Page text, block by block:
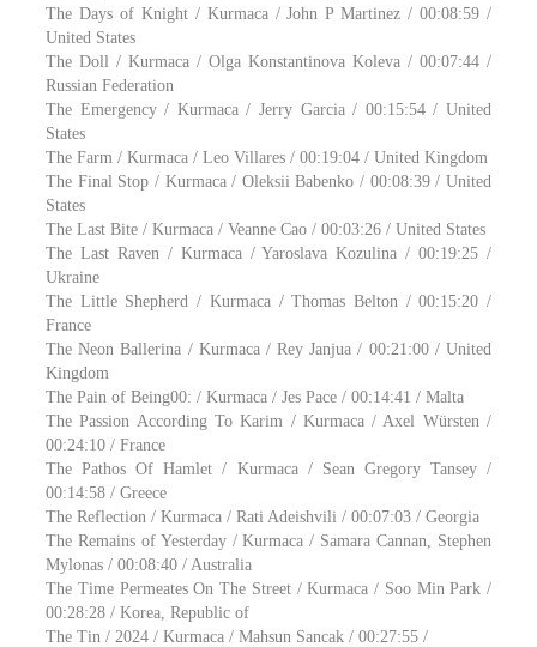
The Days of Knight / Kurmaca / John P Martinez / 00:08:59 /
United States
The Doll / Kurmaca / Olga Konstantinova Koleva / 00:07:44 /
Russian Federation
The Emergency / Kurmaca / Jerry Garcia / 00:15:54 / United
States
The Farm / Kurmaca / Leo Villares / 00:19:04 / United Kingdom
The Final Stop / Kurmaca / Oleksii Babenko / 00:08:39 / United
States
The Last Bite / Kurmaca / Veanne Cao / 00:03:26 / United States
The Last Raven / Kurmaca / Yaroslava Kozulina / 00:19:25 /
Ukraine
The Little Shepherd / Kurmaca / Thomas Belton / 00:15:20 /
France
The Neon Ballerina / Kurmaca / Rey Janjua / 00:21:00 / United
Kingdom
The Pain of Being00: / Kurmaca / Jes Pace / 00:14:41 / Malta
The Passion According To Karim / Kurmaca / Axel Würsten /
00:24:10 / France
The Pathos Of Hamlet / Kurmaca / Sean Gregory Tansey /
00:14:58 / Greece
The Reflection / Kurmaca / Rati Adeishvili / 00:07:03 / Georgia
The Remains of Yesterday / Kurmaca / Samara Cannan, Stephen
Mylonas / 00:08:40 / Australia
The Time Permeates On The Street / Kurmaca / Soo Min Park /
00:28:28 / Korea, Republic of
The Tin / 2024 / Kurmaca / Mahsun Sancak / 00:27:55 /